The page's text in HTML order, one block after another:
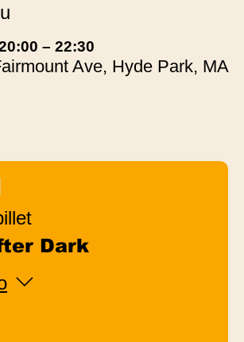
– 22:30
Ave, Hyde Park, MA
Dark